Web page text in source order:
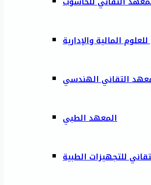
المالية والإدارية
التقاني الهندسي
المعهد الطبي
للتجهيزات الطبية